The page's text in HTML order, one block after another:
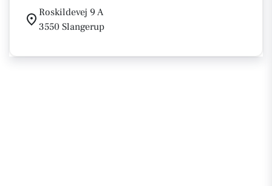
Roskildevej 9 A
3550 Slangerup